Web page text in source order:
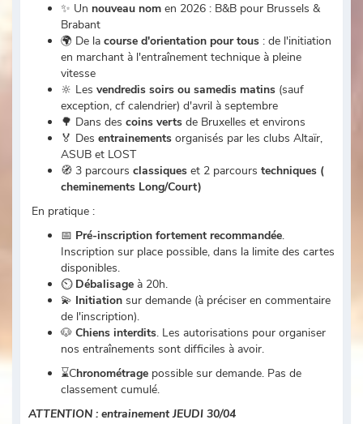
✨ Un nouveau nom en 2026 : B&B pour Brussels &
Brabant
🌍 De la course d'orientation pour tous : de l'initiation
en marchant à l'entraînement technique à pleine
vitesse
🔆 Les vendredis soirs ou samedis matins (sauf
exception, cf calendrier) d'avril à septembre
🌳 Dans des coins verts de Bruxelles et environs
🏅 Des entrainements organisés par les clubs Altaïr,
ASUB et LOST
🧭 3 parcours classiques et 2 parcours techniques (
cheminements Long/Court)
En pratique :
📅 Pré-inscription fortement recommandée.
Inscription sur place possible, dans la limite des cartes
disponibles.
⏲ Débalisage à 20h.
💫 Initiation sur demande (à préciser en commentaire
de l'inscription).
🐶 Chiens interdits. Les autorisations pour organiser
nos entraînements sont difficiles à avoir.
⌛Chronométrage possible sur demande. Pas de
classement cumulé.
ATTENTION : entrainement JEUDI 30/04